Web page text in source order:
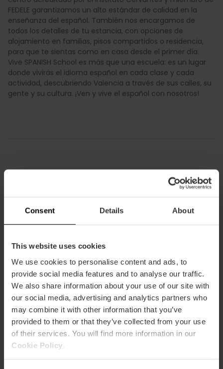
Consent Details About
This website uses cookies
We use cookies to personalise content and ads, to
provide social media features and to analyse our traffic.
We also share information about your use of our site with
our social media, advertising and analytics partners who
may combine it with other information that you’ve
provided to them or that they’ve collected from your use
of their services. You will find more information in our
Cookie Policy
FEDELE garantizamos un alto estándar de calidad en la
enseñanza del español. También nos encargamos de
todos los detalles de tu estancia, con opciones de
alojamiento en familias, pisos compartidos o residencia,
para que te sientas como en casa desde el primer día.
Vive SPANISH School es más que una escuela: es un lugar
donde vivirás el idioma español en cada clase y cada
actividad, descubriendo Valencia a través de sus calles, su
gente y su cultura. ¡Ven y vive el español con nosotros!
Horarios
9:00-17:30
Cómo llegar
Metro
L4,L6
Bus
10,93,98